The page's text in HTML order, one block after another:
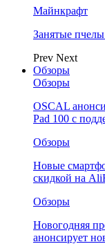
Майнкрафт
Занятые
Prev Next
Обзоры
Обзоры
OSCAL
Pad 100 с
Обзоры
Новые
скидкой на
Обзоры
Новогодняя
анонсирует